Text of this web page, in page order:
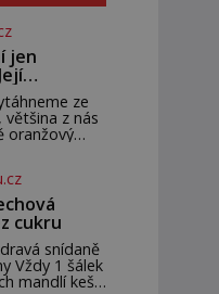
jen
příběh
barvou
ze
většina z nás
oranžový
oranžová. Je
někdy
černá. Až
pečlivého
ní stává
které si
ani
cukru
snídaně
mandlí kešu